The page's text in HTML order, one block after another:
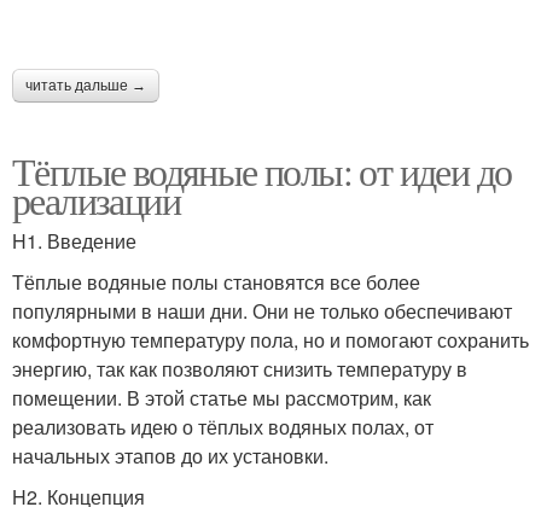
читать дальше →
Тёплые водяные полы: от идеи до
реализации
H1. Введение
Тёплые водяные полы становятся все более
популярными в наши дни. Они не только обеспечивают
комфортную температуру пола, но и помогают сохранить
энергию, так как позволяют снизить температуру в
помещении. В этой статье мы рассмотрим, как
реализовать идею о тёплых водяных полах, от
начальных этапов до их установки.
H2. Концепция